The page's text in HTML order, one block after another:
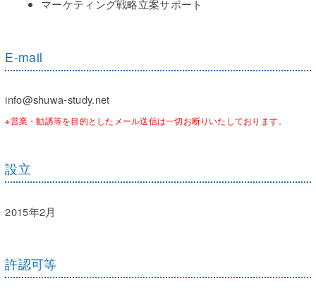
マーケティング戦略立案サポート
E-mail
info@shuwa-study.net
※営業・勧誘等を目的としたメール送信は一切お断りいたしております。
設立
2015年2月
許認可等